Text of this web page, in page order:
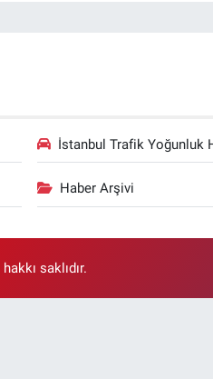
İstanbul Trafik Yoğunluk
Haber Arşivi
saklıdır.